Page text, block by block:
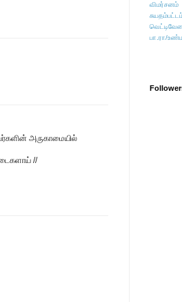
அருகாமையில்
//
விமர்சனம்
பா.ரா/